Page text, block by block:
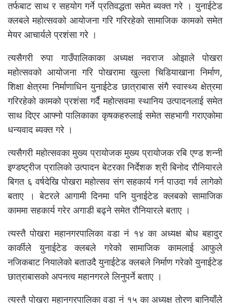
तर्फबाट साथ र सहयोग गर्ने प्रतिवद्धता समेत ब्यक्त गरे । युनाईटेड
क्लबले महोत्सवको आयोजना गरि गरिरहेको सामाजिक कामको समेत
मेयर आचार्यले प्रशंसा गरे ।
त्यसैगरी रुपा गाउँपालिकाका अध्यक्ष नवराज ओझाले पोखरा
महोत्सवको आयोजना गरि पोखरामा खुल्ला चिडियाखाना निर्माण,
शिक्षा क्षेत्रमा निर्माणाधिन युनाईटेड छात्राबास संगै स्वास्थ्य क्षेत्रमा
गरिरहेको कामको प्रशंसा गर्दै महोत्सवमा स्थानिय उत्पादनलाई समेत
साथ दिएर आफ्नो पालिकाका कृषकहरुलाई समेत सहभागी गराएकोमा
धन्यवाद ब्यक्त गरे ।
त्यसैगरी महोत्सवका मुख्य प्रायोजक मुख्य प्रायोजक रबि एण्ड शन्नी
इण्डष्ट्रीज प्रालिको उत्पादन बेटरका निर्देशक श्री बिनोद रौनियारले
बिगत ६ वर्षदेखि पोखरा महोत्सव संग सहकार्य गर्न पाउदा गर्व लागेको
बताए । बेटरले आगामी दिनमा पनि युनाईटेड क्लबको सामाजिक
काममा सहकार्य गरेर अगाडी बढ्ने समेत रौनियारले बताए ।
त्यस्तै पोखरा महानगरपालिका वडा नं १४ का अध्यक्ष बोध बहादुर
कार्कीले युनाईटेड क्लबले गरेको सामाजिक कामलाई आफुले
नजिकबाट नियालेको बताउदै युनाईटेड क्लबले निर्माण गरेको युनाईटेड
छात्राबासको अपनत्व महानगरले लिनुपर्ने बताए ।
त्यस्तै पोखरा महानगरपालिका वडा नं १५ का अध्यक्ष तोरण बानियाँले